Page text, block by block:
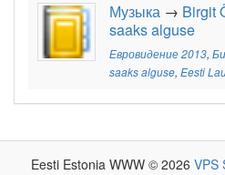
Музыка → Birgit
saaks alguse
Евровидение 2013,
saaks alguse, Eesti
Eesti Estonia WWW © 2026 VPS